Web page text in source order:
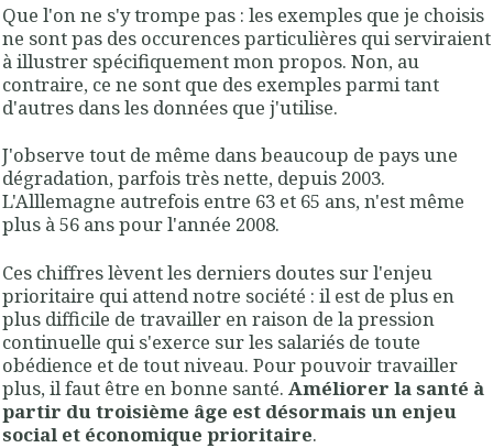
Que l'on ne s'y trompe pas : les exemples que je choisis
ne sont pas des occurences particulières qui serviraient
à illustrer spécifiquement mon propos. Non, au
contraire, ce ne sont que des exemples parmi tant
d'autres dans les données que j'utilise.
J'observe tout de même dans beaucoup de pays une
dégradation, parfois très nette, depuis 2003.
L'Alllemagne autrefois entre 63 et 65 ans, n'est même
plus à 56 ans pour l'année 2008.
Ces chiffres lèvent les derniers doutes sur l'enjeu
prioritaire qui attend notre société : il est de plus en
plus difficile de travailler en raison de la pression
continuelle qui s'exerce sur les salariés de toute
obédience et de tout niveau. Pour pouvoir travailler
plus, il faut être en bonne santé. Améliorer la santé à
partir du troisième âge est désormais un enjeu
social et économique prioritaire.